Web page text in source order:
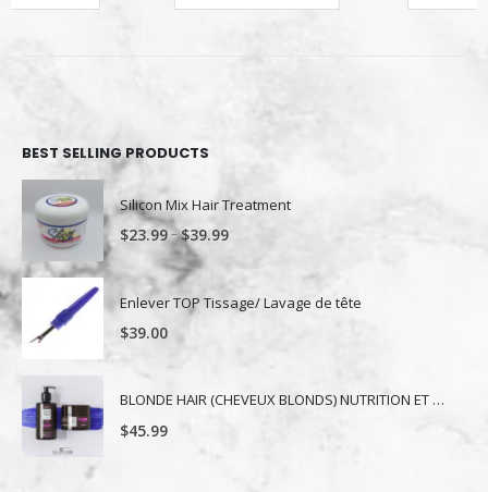
BEST SELLING PRODUCTS
Silicon Mix Hair Treatment
$23.99–$39.99
Enlever TOP Tissage/ Lavage de tête
$39.00
BLONDE HAIR (CHEVEUX BLONDS) NUTRITION ET NUANCE
$45.99